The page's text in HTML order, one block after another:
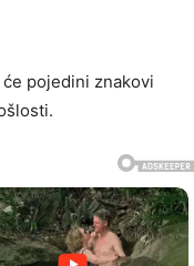
pojedini znakovi